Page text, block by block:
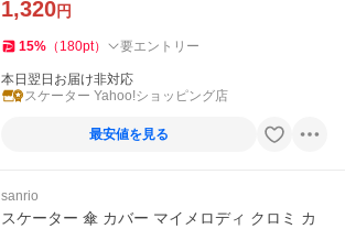
1,320円
15% （ 180pt） 要エントリー
本日翌日お届け非対応
スケーター Yahoo!ショッピング店
最安値を見る
sanrio
スケーター 傘 カバー マイメロディ クロミ カ